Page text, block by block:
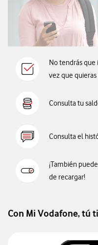
No tendrás
vez que
Consulta tu
Consulta el
¡También
de recargar!
Con Mi Vodafone, tú